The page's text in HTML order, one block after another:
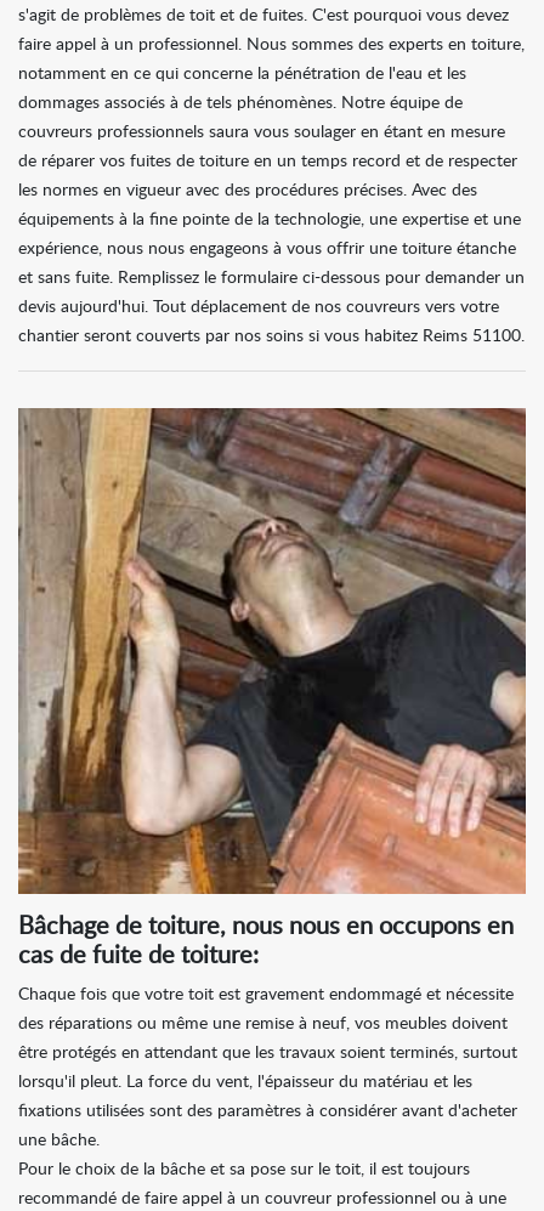
s'agit de problèmes de toit et de fuites. C'est pourquoi vous devez
faire appel à un professionnel. Nous sommes des experts en toiture,
notamment en ce qui concerne la pénétration de l'eau et les
dommages associés à de tels phénomènes. Notre équipe de
couvreurs professionnels saura vous soulager en étant en mesure
de réparer vos fuites de toiture en un temps record et de respecter
les normes en vigueur avec des procédures précises. Avec des
équipements à la fine pointe de la technologie, une expertise et une
expérience, nous nous engageons à vous offrir une toiture étanche
et sans fuite. Remplissez le formulaire ci-dessous pour demander un
devis aujourd'hui. Tout déplacement de nos couvreurs vers votre
chantier seront couverts par nos soins si vous habitez Reims 51100.
Bâchage de toiture, nous nous en occupons en
cas de fuite de toiture:
Chaque fois que votre toit est gravement endommagé et nécessite
des réparations ou même une remise à neuf, vos meubles doivent
être protégés en attendant que les travaux soient terminés, surtout
lorsqu'il pleut. La force du vent, l'épaisseur du matériau et les
fixations utilisées sont des paramètres à considérer avant d'acheter
une bâche.
Pour le choix de la bâche et sa pose sur le toit, il est toujours
recommandé de faire appel à un couvreur professionnel ou à une